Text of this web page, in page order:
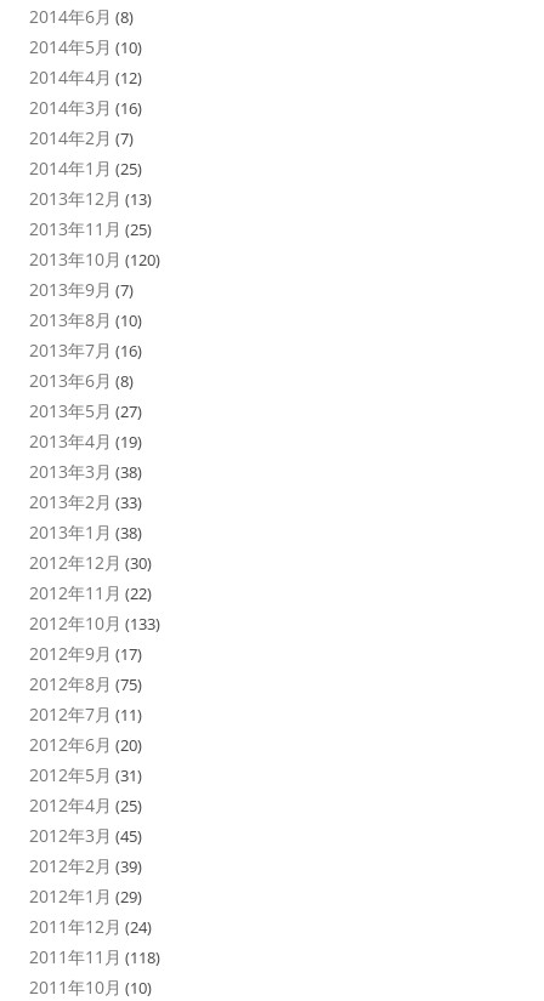
2014年6月 (8)
2014年5月 (10)
2014年4月 (12)
2014年3月 (16)
2014年2月 (7)
2014年1月 (25)
2013年12月 (13)
2013年11月 (25)
2013年10月 (120)
2013年9月 (7)
2013年8月 (10)
2013年7月 (16)
2013年6月 (8)
2013年5月 (27)
2013年4月 (19)
2013年3月 (38)
2013年2月 (33)
2013年1月 (38)
2012年12月 (30)
2012年11月 (22)
2012年10月 (133)
2012年9月 (17)
2012年8月 (75)
2012年7月 (11)
2012年6月 (20)
2012年5月 (31)
2012年4月 (25)
2012年3月 (45)
2012年2月 (39)
2012年1月 (29)
2011年12月 (24)
2011年11月 (118)
2011年10月 (10)